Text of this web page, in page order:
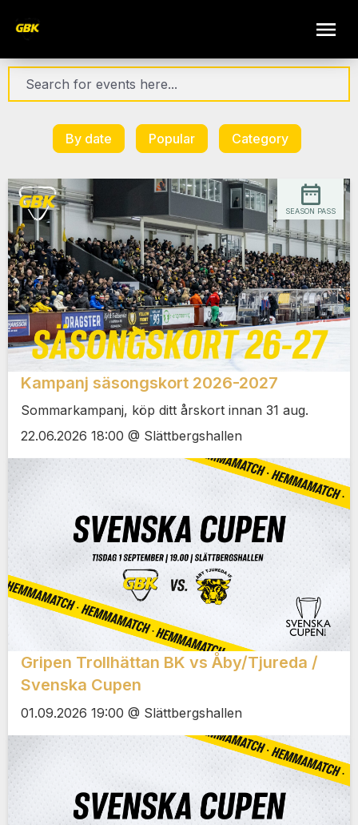
By date Popular Category
Kampanj säsongskort 2026-2027
Sommarkampanj, köp ditt årskort innan 31 aug.
22.06.2026 18:00 @ Slättbergshallen
SEASON PASS
Gripen Trollhättan BK vs Åby/Tjureda /
Svenska Cupen
01.09.2026 19:00 @ Slättbergshallen